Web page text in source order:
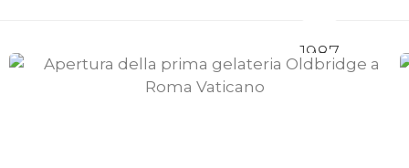
1987
1987